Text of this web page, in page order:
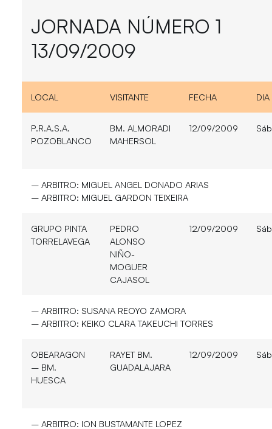
JORNADA NÚMERO 1
13/09/2009
LOCAL VISITANTE FECHA DIA
P.R.A.S.A.
POZOBLANCO
BM. ALMORADI
MAHERSOL
12/09/2009
– ARBITRO: MIGUEL ANGEL DONADO ARIAS
– ARBITRO: MIGUEL GARDON TEIXEIRA
GRUPO PINTA
TORRELAVEGA
PEDRO
ALONSO
NIÑO-
MOGUER
CAJASOL
12/09/2009
– ARBITRO: SUSANA REOYO ZAMORA
– ARBITRO: KEIKO CLARA TAKEUCHI TORRES
OBEARAGON
– BM.
HUESCA
RAYET BM.
GUADALAJARA
12/09/2009
– ARBITRO: ION BUSTAMANTE LOPEZ